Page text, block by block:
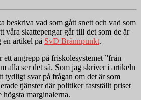
beskriva vad som gått snett och vad som
våra skattepengar går till det som de är
en artikel på SvD Brännpunkt.
ett angrepp på friskolesystemet ”från
alla ser det så. Som jag skriver i artikeln
tydligt svar på frågan om det är som
tjänster där politiker fastställt priset
högsta marginalerna.